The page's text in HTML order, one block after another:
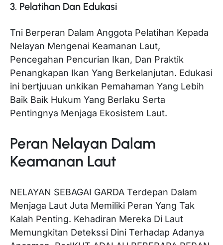
3. Pelatihan Dan Edukasi
Tni Berperan Dalam Anggota Pelatihan Kepada
Nelayan Mengenai Keamanan Laut,
Pencegahan Pencurian Ikan, Dan Praktik
Penangkapan Ikan Yang Berkelanjutan. Edukasi
ini bertjuuan unkikan Pemahaman Yang Lebih
Baik Baik Hukum Yang Berlaku Serta
Pentingnya Menjaga Ekosistem Laut.
Peran Nelayan Dalam
Keamanan Laut
NELAYAN SEBAGAI GARDA Terdepan Dalam
Menjaga Laut Juta Memiliki Peran Yang Tak
Kalah Penting. Kehadiran Mereka Di Laut
Memungkitan Detekssi Dini Terhadap Adanya